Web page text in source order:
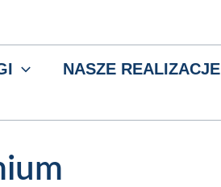
NASZE REALIZACJE